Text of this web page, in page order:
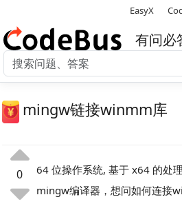
EasyX
有问必
mingw链接winmm库
0
64 位操作系统, 基于 x64 的处
mingw编译器，想问如何连接